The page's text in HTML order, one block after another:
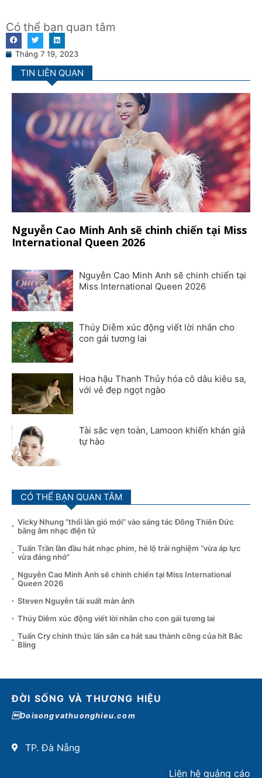
Có thể bạn quan tâm
Tháng 7 19, 2023
TIN LIÊN QUAN
Nguyễn Cao Minh Anh sẽ chinh chiến tại Miss
International Queen 2026
Nguyễn Cao Minh Anh sẽ chinh chiến tại
Miss International Queen 2026
Thúy Diễm xúc động viết lời nhắn cho
con gái tương lai
Hoa hậu Thanh Thủy hóa cô dâu kiêu sa,
với vẻ đẹp ngọt ngào
Tài sắc vẹn toàn, Lamoon khiến khán giả
tự hào
CÓ THỂ BẠN QUAN TÂM
Vicky Nhung “thổi làn gió mới” vào sáng tác Đông Thiên Đức
bằng âm nhạc điện tử
Tuấn Trần lần đầu hát nhạc phim, hé lộ trải nghiệm “vừa áp lực
vừa đáng nhớ”
Nguyễn Cao Minh Anh sẽ chinh chiến tại Miss International
Queen 2026
Steven Nguyễn tái xuất màn ảnh
Thúy Diễm xúc động viết lời nhắn cho con gái tương lai
Tuấn Cry chính thức lấn sân ca hát sau thành công của hit Bắc
Bling
ĐỜI SỐNG VÀ THƯƠNG HIỆU
Doisongvathuonghieu.com
TP. Đà Nẵng
Liên hệ quảng cáo